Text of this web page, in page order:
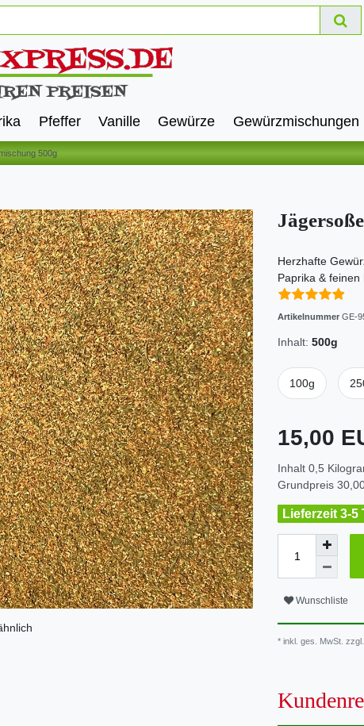
Pfeffer Vanille Gewürze Gewürzmischungen
500g
Herzhafte
Paprika & feinen
Artikelnummer GE-
Inhalt: 500g
100g
15,00
Inhalt 0,5
Grundpreis
Lieferzeit 3-5
Wunschliste
* inkl. ges. MwSt. zzgl.